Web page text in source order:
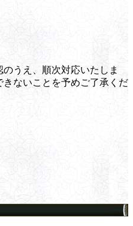
うえ、順次対応いたしま
ないことを予めご了承くだ